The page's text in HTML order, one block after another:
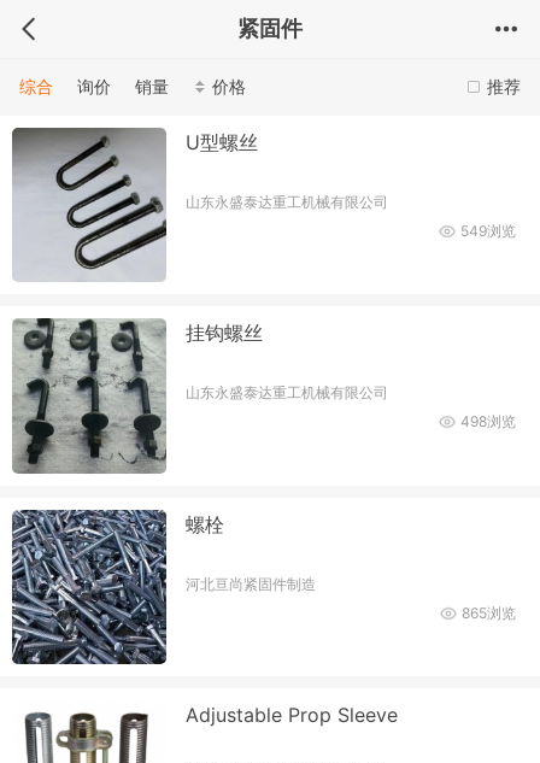
紧固件
推荐
综合 询价 销量 价格
U型螺丝
山东永盛泰达重工机械有限公司
549浏览
挂钩螺丝
山东永盛泰达重工机械有限公司
498浏览
螺栓
河北亘尚紧固件制造
865浏览
Adjustable Prop Sleeve